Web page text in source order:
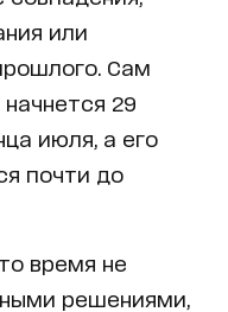
или
Сам
29
июля, а его
почти до
время не
решениями,